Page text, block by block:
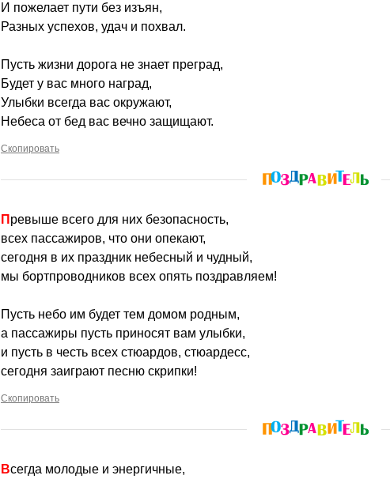
И пожелает пути без изъян,
Разных успехов, удач и похвал.
Пусть жизни дорога не знает преград,
Будет у вас много наград,
Улыбки всегда вас окружают,
Небеса от бед вас вечно защищают.
Скопировать
Превыше всего для них безопасность,
всех пассажиров, что они опекают,
сегодня в их праздник небесный и чудный,
мы бортпроводников всех опять поздравляем!
Пусть небо им будет тем домом родным,
а пассажиры пусть приносят вам улыбки,
и пусть в честь всех стюардов, стюардесс,
сегодня заиграют песню скрипки!
Скопировать
Всегда молодые и энергичные,